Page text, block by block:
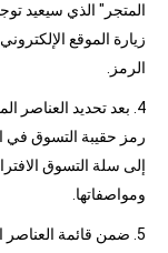
المتجر" الذي سيعيد
زيارة الموقع
الرمز.
4. بعد تحديد
رمز حقيبة التسوق في
إلى سلة التسوق
ومواصفاتها.
5. ضمن قائمة العناصر